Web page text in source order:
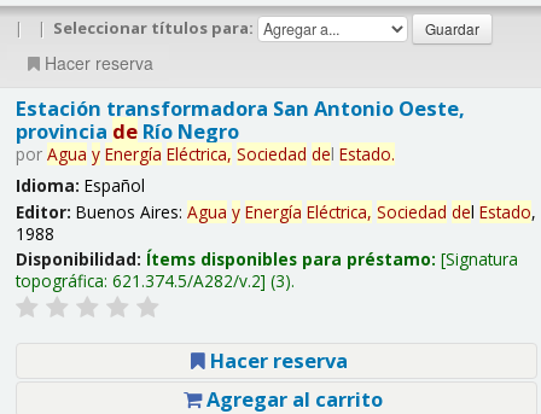
| | Seleccionar títulos para:
Hacer reserva
Estación transformadora San Antonio Oeste,
provincia deRío Negro
por Agua y Energía Eléctrica, Sociedad del Estado.
Idioma: Español
Editor: Buenos Aires: Agua y Energía Eléctrica, Sociedad del Estado,
1988
Disponibilidad: Ítems disponibles para préstamo: Signatura
topográfica: 621.374.5/A282/v.2 (3).
Hacer reserva
Agregar al carrito